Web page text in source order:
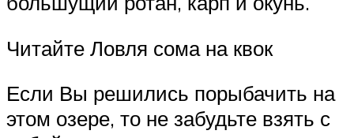
Читайте Ловля сома на квок
Если Вы решились порыбачить на
этом озере, то не забудьте взять с